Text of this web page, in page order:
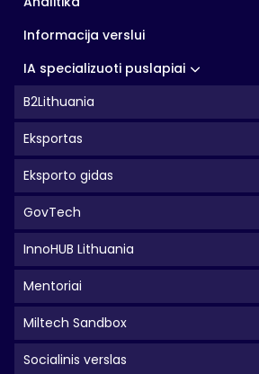
Informacija verslui
IA specializuoti puslapiai
B2Lithuania
Eksportas
Eksporto gidas
GovTech
InnoHUB Lithuania
Mentoriai
Miltech Sandbox
Socialinis verslas